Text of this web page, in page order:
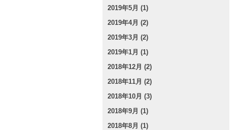
2019年5月 (1)
2019年4月 (2)
2019年3月 (2)
2019年1月 (1)
2018年12月 (2)
2018年11月 (2)
2018年10月 (3)
2018年9月 (1)
2018年8月 (1)